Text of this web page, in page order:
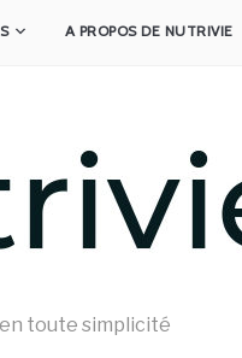
A PROPOS DE NUTRIVIE
toute simplicité